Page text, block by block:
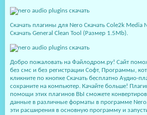
Скачать плагины для Nero Скачать Cole2k Media
Скачать General Clean Tool (Размер 1.5Mb).
Добро пожаловать на Файлодром.ру! Сайт
без смс и без регистрации Софт, Программы,
кликните по кнопке Скачать бесплатно Аудио-
сохраните на компьютер. Качайте больше!
помощи этих плагинов ВЫ сможете
данные в различные форматы в программе
эти расширения в основную программу и